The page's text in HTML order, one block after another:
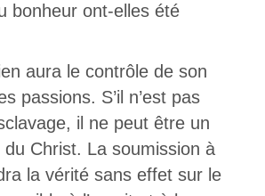
bonheur ont-elles été
aura le contrôle de son
passions. S’il n’est pas
il ne peut être un
Christ. La soumission à
la vérité sans effet sur le